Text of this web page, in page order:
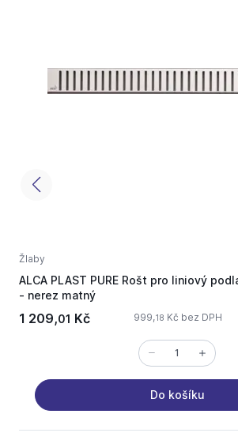
Žlaby
ALCA PLAST PURE Rošt pro liniový
- nerez matný
1 209,01 Kč 999,18 Kč bez DPH
Do košíku